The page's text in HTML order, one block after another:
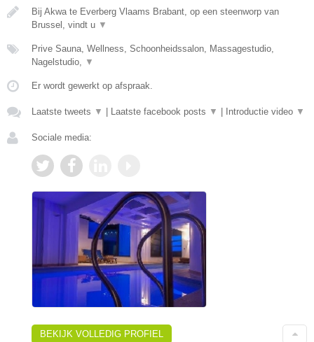
Bij Akwa te Everberg Vlaams Brabant, op een steenworp van
Brussel, vindt u ▼
Prive Sauna, Wellness, Schoonheidssalon, Massagestudio,
Nagelstudio, ▼
Er wordt gewerkt op afspraak.
Laatste tweets ▼ Laatste facebook posts ▼ Introductie video ▼
Sociale media:
BEKIJK VOLLEDIG PROFIEL